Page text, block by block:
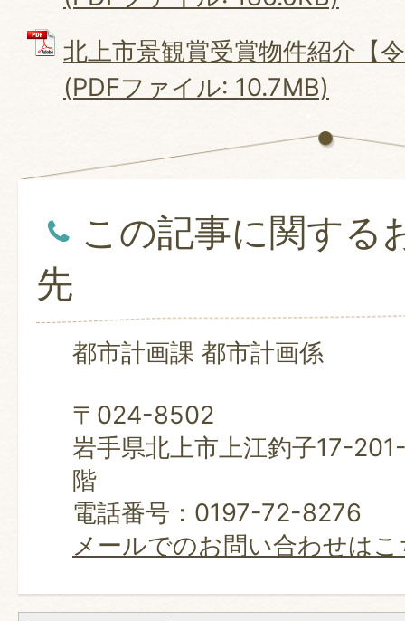
北上市景観賞受賞物件紹介【
(PDFファイル: 10.7MB)
この記事に関する
先
都市計画課 都市計画係
〒024-8502
岩手県北上市上江釣子17-
階
電話番号：0197-72-8276
メールでのお問い合わせは